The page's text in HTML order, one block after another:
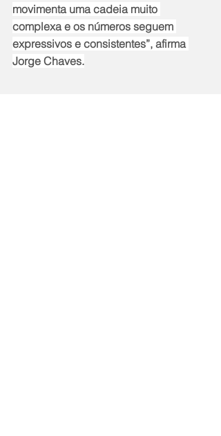
movimenta uma cadeia muito
complexa e os números seguem
expressivos e consistentes”, afirma
Jorge Chaves.